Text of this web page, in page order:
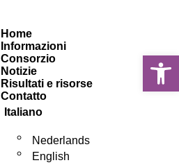
Home
Informazioni
Consorzio
Notizie
Risultati e risorse
Contatto
Italiano
Nederlands
English